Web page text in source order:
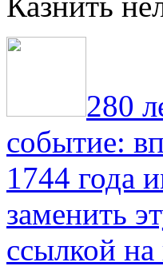
280
событие:
1744 года
заменить
ссылкой